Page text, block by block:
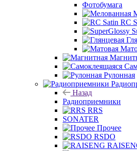
Фотобумага
RC
Рулонная
Назад
Радиоприемники
RRS
SONATER
Прочее
RSDO